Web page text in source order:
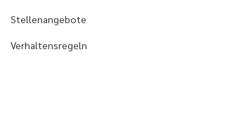
Stellenangebote
Verhaltensregeln